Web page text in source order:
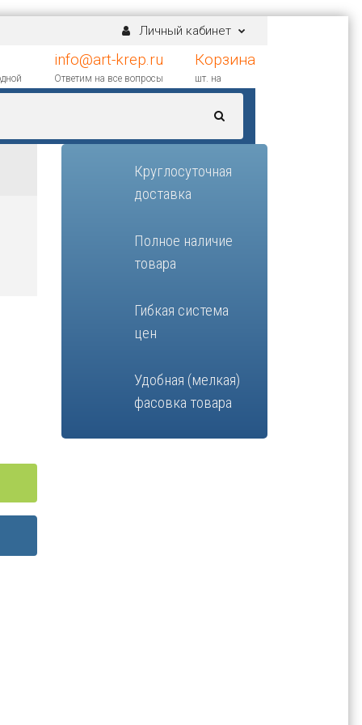
Личный кабинет
info@art-krep.ru
Ответим на все вопросы
Корзина
шт. на
Круглосуточная
доставка
Полное наличие
товара
Гибкая система
цен
Удобная (мелкая)
фасовка товара